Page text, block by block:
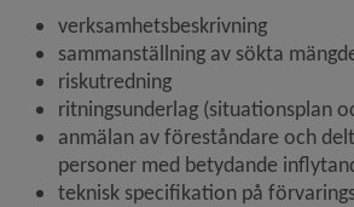
verksamhetsbeskrivning
sammanställning av sökta
riskutredning
ritningsunderlag (situationsplan
anmälan av föreståndare och
personer med betydande
teknisk specifikation på